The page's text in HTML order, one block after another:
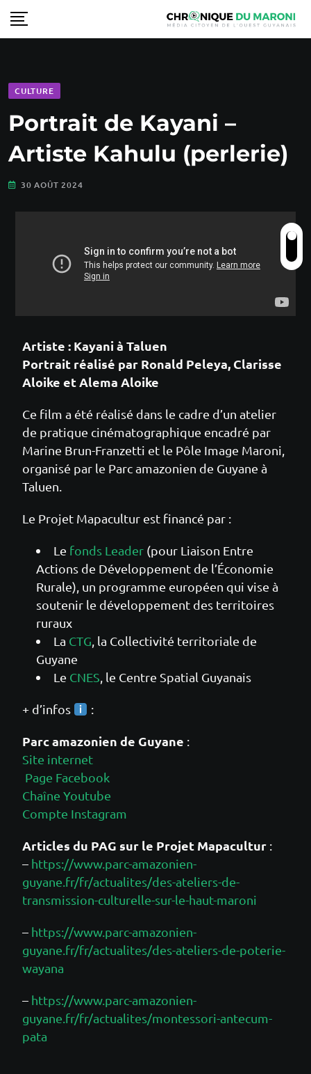
CULTURE
Portrait de Kayani –
Artiste Kahulu (perlerie)
30 AOÛT 2024
Artiste : Kayani à Taluen
Portrait réalisé par Ronald Peleya, Clarisse
Aloike et Alema Aloike
Ce film a été réalisé dans le cadre d’un atelier
de pratique cinématographique encadré par
Marine Brun-Franzetti et le Pôle Image Maroni,
organisé par le Parc amazonien de Guyane à
Taluen.
Le Projet Mapacultur est financé par :
Le fonds Leader (pour Liaison Entre
Actions de Développement de l’Économie
Rurale), un programme européen qui vise à
soutenir le développement des territoires
ruraux
La CTG , la Collectivité territoriale de
Guyane
Le CNES , le Centre Spatial Guyanais
+ d’infos :
Parc amazonien de Guyane :
Site internet
Page Facebook
Chaîne Youtube
Compte Instagram
Articles du PAG sur le Projet Mapacultur :
– https://www.parc-amazonien-
guyane.fr/fr/actualites/des-ateliers-de-
transmission-culturelle-sur-le-haut-maroni
– https://www.parc-amazonien-
guyane.fr/fr/actualites/des-ateliers-de-poterie-
wayana
– https://www.parc-amazonien-
guyane.fr/fr/actualites/montessori-antecum-
pata